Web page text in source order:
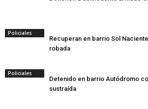
Policiales
Recuperan en barrio Sol
robada
Policiales
Detenido en barrio Autódromo
sustraída